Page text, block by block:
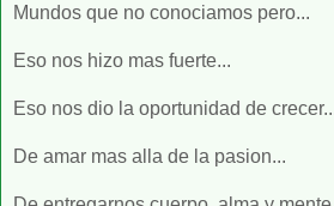
Mundos que no conociamos pero...
Eso nos hizo mas fuerte...
Eso nos dio la oportunidad de
De amar mas alla de la pasion...